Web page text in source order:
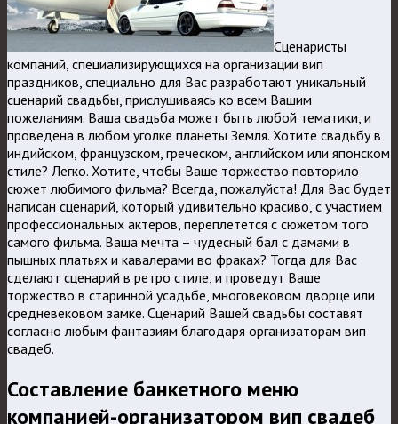
Сценаристы
компаний, специализирующихся на организации вип
праздников, специально для Вас разработают уникальный
сценарий свадьбы, прислушиваясь ко всем Вашим
пожеланиям. Ваша свадьба может быть любой тематики, и
проведена в любом уголке планеты Земля. Хотите свадьбу в
индийском, французском, греческом, английском или японском
стиле? Легко. Хотите, чтобы Ваше торжество повторило
сюжет любимого фильма? Всегда, пожалуйста! Для Вас будет
написан сценарий, который удивительно красиво, с участием
профессиональных актеров, переплетется с сюжетом того
самого фильма. Ваша мечта – чудесный бал с дамами в
пышных платьях и кавалерами во фраках? Тогда для Вас
сделают сценарий в ретро стиле, и проведут Ваше
торжество в старинной усадьбе, многовековом дворце или
средневековом замке. Сценарий Вашей свадьбы составят
согласно любым фантазиям благодаря организаторам вип
свадеб.
Составление банкетного меню
компанией-организатором вип свадеб